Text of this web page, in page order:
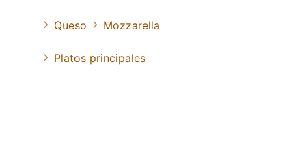
Queso Mozzarella
Platos principales